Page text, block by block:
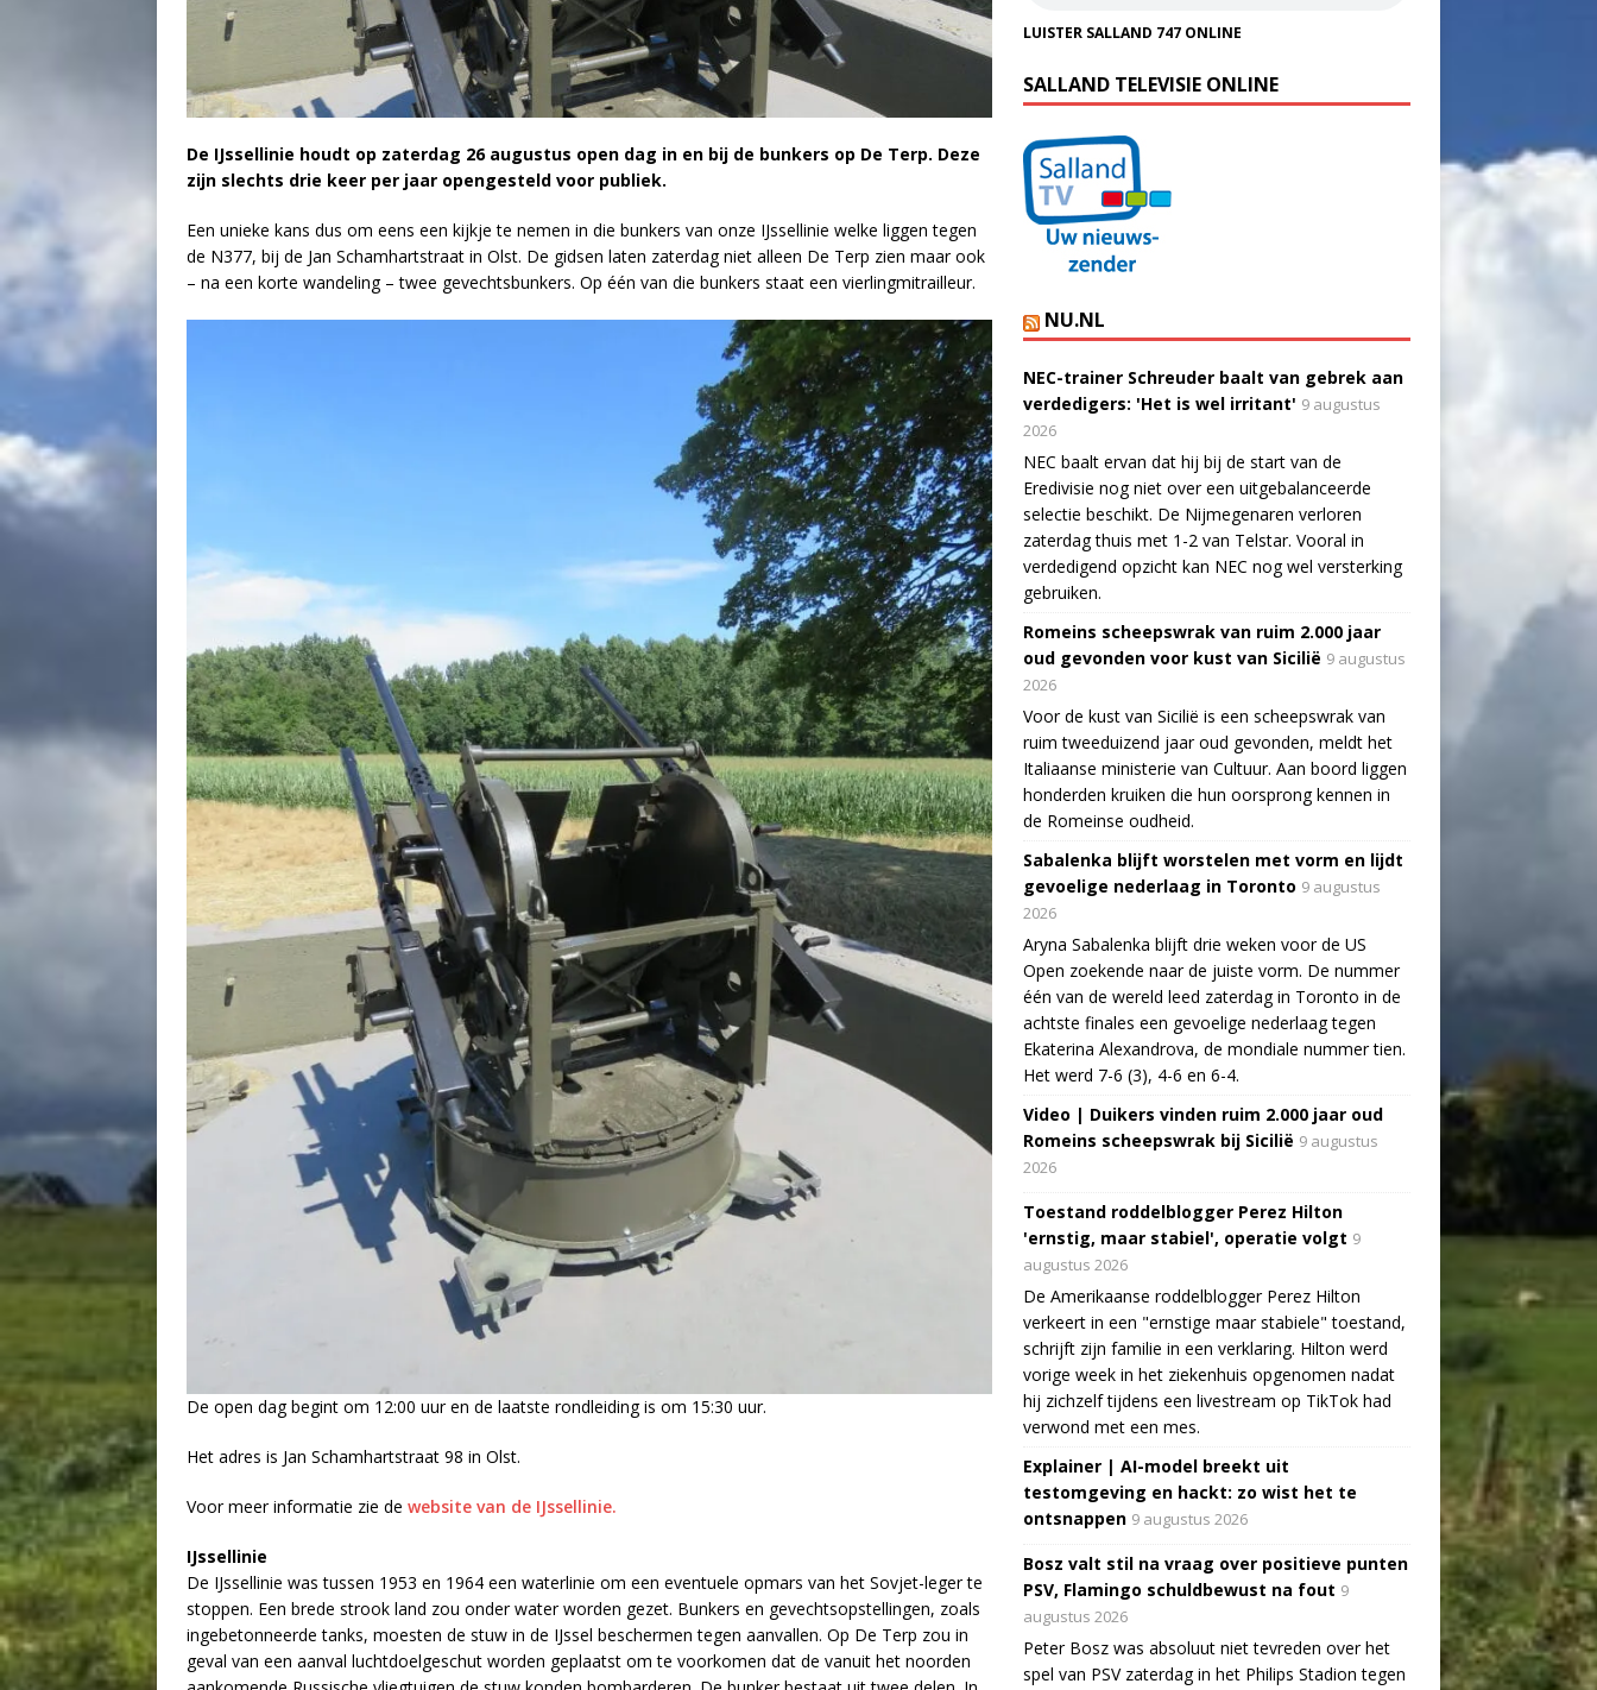
De IJssellinie houdt op zaterdag 26 augustus open dag in en bij de bunkers op De Terp. Deze
zijn slechts drie keer per jaar opengesteld voor publiek.
Een unieke kans dus om eens een kijkje te nemen in die bunkers van onze IJssellinie welke liggen tegen
de N377, bij de Jan Schamhartstraat in Olst. De gidsen laten zaterdag niet alleen De Terp zien maar ook
– na een korte wandeling – twee gevechtsbunkers. Op één van die bunkers staat een vierlingmitrailleur.
De open dag begint om 12:00 uur en de laatste rondleiding is om 15:30 uur.
Het adres is Jan Schamhartstraat 98 in Olst.
Voor meer informatie zie de website van de IJssellinie.
IJssellinie
De IJssellinie was tussen 1953 en 1964 een waterlinie om een eventuele opmars van het Sovjet-leger te
stoppen. Een brede strook land zou onder water worden gezet. Bunkers en gevechtsopstellingen, zoals
ingebetonneerde tanks, moesten de stuw in de IJssel beschermen tegen aanvallen. Op De Terp zou in
geval van een aanval luchtdoelgeschut worden geplaatst om te voorkomen dat de vanuit het noorden
LUISTER SALLAND 747 ONLINE
SALLAND TELEVISIE ONLINE
NU.NL
NEC-trainer Schreuder baalt van gebrek aan
verdedigers: 'Het is wel irritant' 9 augustus
2026
NEC baalt ervan dat hij bij de start van de
Eredivisie nog niet over een uitgebalanceerde
selectie beschikt. De Nijmegenaren verloren
zaterdag thuis met 1-2 van Telstar. Vooral in
verdedigend opzicht kan NEC nog wel versterking
gebruiken.
Romeins scheepswrak van ruim 2.000 jaar
oud gevonden voor kust van Sicilië 9 augustus
2026
Voor de kust van Sicilië is een scheepswrak van
ruim tweeduizend jaar oud gevonden, meldt het
Italiaanse ministerie van Cultuur. Aan boord liggen
honderden kruiken die hun oorsprong kennen in
de Romeinse oudheid.
Sabalenka blijft worstelen met vorm en lijdt
gevoelige nederlaag in Toronto 9 augustus
2026
Aryna Sabalenka blijft drie weken voor de US
Open zoekende naar de juiste vorm. De nummer
één van de wereld leed zaterdag in Toronto in de
achtste finales een gevoelige nederlaag tegen
Ekaterina Alexandrova, de mondiale nummer tien.
Het werd 7-6 (3), 4-6 en 6-4.
Video | Duikers vinden ruim 2.000 jaar oud
Romeins scheepswrak bij Sicilië 9 augustus
2026
Toestand roddelblogger Perez Hilton
'ernstig, maar stabiel', operatie volgt 9
augustus 2026
De Amerikaanse roddelblogger Perez Hilton
verkeert in een "ernstige maar stabiele" toestand,
schrijft zijn familie in een verklaring. Hilton werd
vorige week in het ziekenhuis opgenomen nadat
hij zichzelf tijdens een livestream op TikTok had
verwond met een mes.
Explainer | AI-model breekt uit
testomgeving en hackt: zo wist het te
ontsnappen 9 augustus 2026
Bosz valt stil na vraag over positieve punten
PSV, Flamingo schuldbewust na fout 9
augustus 2026
Peter Bosz was absoluut niet tevreden over het
spel van PSV zaterdag in het Philips Stadion tegen